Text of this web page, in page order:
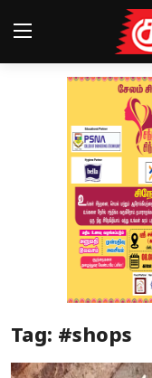
Magazines
Tag: #shops